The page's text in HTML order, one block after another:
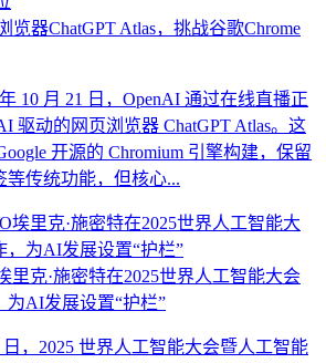
览器ChatGPT Atlas，挑战谷歌Chrome
10 月 21 日，OpenAI 通过在线直播正
驱动的网页浏览器 ChatGPT Atlas。这
开源的 Chromium 引擎构建，保留
等传统功能，但核心...
里克·施密特在2025世界人工智能大会
为AI发展设置“护栏”
日，2025 世界人工智能大会暨人工智能